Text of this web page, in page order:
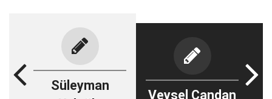
Süleyman
Veysel Candan